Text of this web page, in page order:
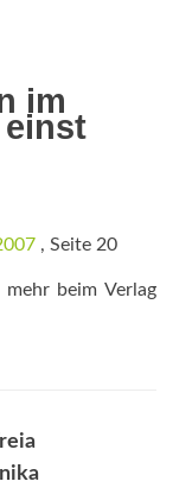
im
, Seite 20
beim Verlag